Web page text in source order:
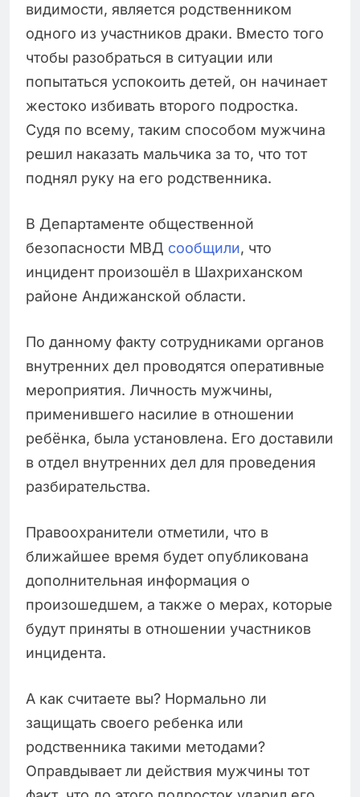
видимости, является родственником
одного из участников драки. Вместо того
чтобы разобраться в ситуации или
попытаться успокоить детей, он начинает
жестоко избивать второго подростка.
Судя по всему, таким способом мужчина
решил наказать мальчика за то, что тот
поднял руку на его родственника.
В Департаменте общественной
безопасности МВД сообщили, что
инцидент произошёл в Шахриханском
районе Андижанской области.
По данному факту сотрудниками органов
внутренних дел проводятся оперативные
мероприятия. Личность мужчины,
применившего насилие в отношении
ребёнка, была установлена. Его доставили
в отдел внутренних дел для проведения
разбирательства.
Правоохранители отметили, что в
ближайшее время будет опубликована
дополнительная информация о
произошедшем, а также о мерах, которые
будут приняты в отношении участников
инцидента.
А как считаете вы? Нормально ли
защищать своего ребенка или
родственника такими методами?
Оправдывает ли действия мужчины тот